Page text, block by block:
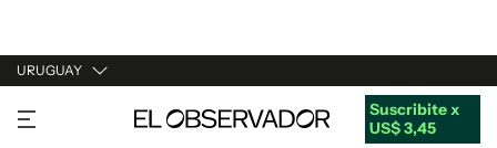
URUGUAY
URUGUAY
Suscribite x
US$ 3,45